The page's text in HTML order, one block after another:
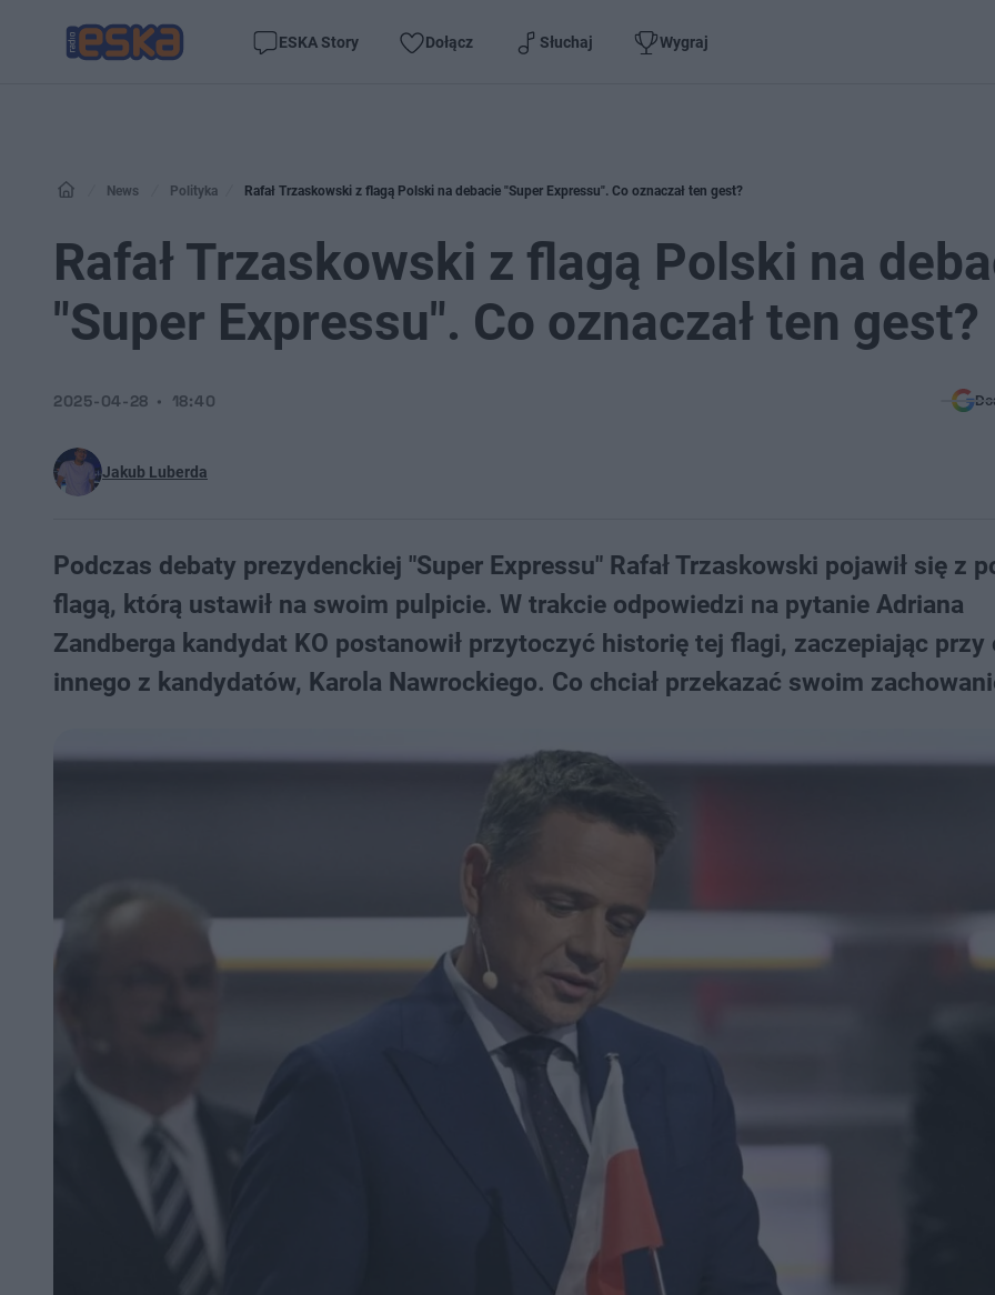
ESKA Story Dołącz Słuchaj Wygraj
News Polityka Rafał Trzaskowski z flagą Polski na debacie "Super Expressu". Co oznaczał ten gest?
Rafał Trzaskowski z flagą Polski na
"Super Expressu". Co oznaczał ten gest?
Jakub Luberda
2025-04-28 18:40
Podczas debaty prezydenckiej "Super Expressu" Rafał Trzaskowski pojawił się z
flagą, którą ustawił na swoim pulpicie. W trakcie odpowiedzi na pytanie Adriana
Zandberga kandydat KO postanowił przytoczyć historię tej flagi, zaczepiając przy
innego z kandydatów, Karola Nawrockiego. Co chciał przekazać swoim